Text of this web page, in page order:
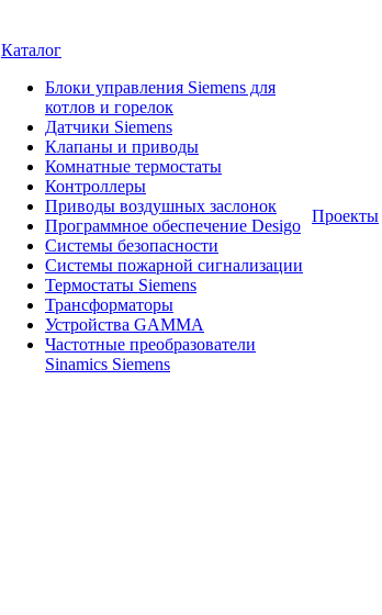
Каталог
Блоки управления Siemens для
котлов и горелок
Датчики Siemens
Клапаны и приводы
Комнатные термостаты
Контроллеры
Приводы воздушных заслонок
Программное обеспечение Desigo
Системы безопасности
Системы пожарной сигнализации
Термостаты Siemens
Трансформаторы
Устройства GAMMA
Частотные преобразователи
Sinamics Siemens
Проекты